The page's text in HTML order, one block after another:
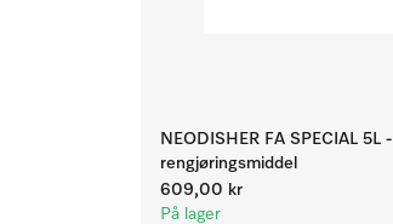
NEODISHER FA SPECIAL 5L -
rengjøringsmiddel
609,00 kr
På lager